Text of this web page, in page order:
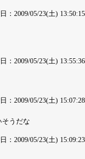
：2009/05/23(土) 13:50:15
：2009/05/23(土) 13:55:36
：2009/05/23(土) 15:07:28
そうだな
：2009/05/23(土) 15:09:23